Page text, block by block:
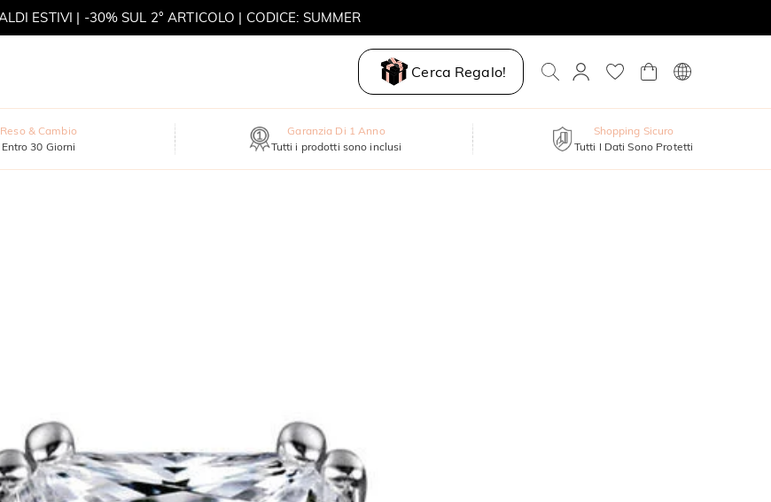
MOVE MY WAY | ACQUISTA 3, COLLANA IN REGALO
Cerca Regalo!
Reso & Cambio
Entro 30 Giorni
Garanzia Di 1 Anno
Tutti i prodotti sono inclusi
Shopping Sicuro
Tutti I Dati Sono Protetti